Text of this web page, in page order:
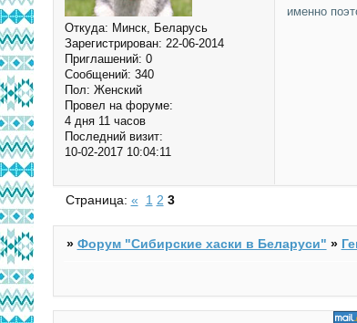
Откуда: Минск, Беларусь
Зарегистрирован: 22-06-2014
Приглашений: 0
Сообщений: 340
Пол: Женский
Провел на форуме:
4 дня 11 часов
Последний визит:
10-02-2017 10:04:11
именно
Страница: « 1 2 3
» Форум "Cибирские хаски в Беларуси" »